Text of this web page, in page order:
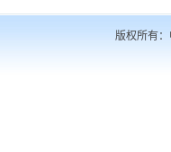
版权所有